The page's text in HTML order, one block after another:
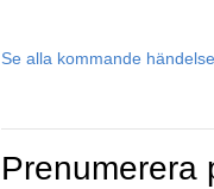
Se alla kommande
Prenumerera